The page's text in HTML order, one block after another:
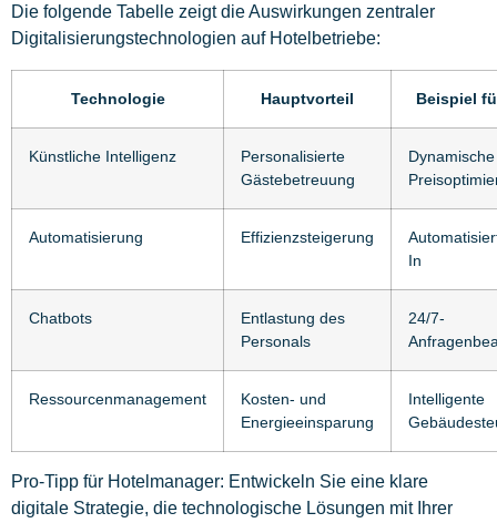
Die folgende Tabelle zeigt die Auswirkungen zentraler
Digitalisierungstechnologien auf Hotelbetriebe:
Technologie Hauptvorteil Beispiel
Künstliche Intelligenz
Personalisierte
Gästebetreuung
Dynamische
Automatisierung Effizienzsteigerung
In
Chatbots
Entlastung des
Personals
24/7-
Ressourcenmanagement
Kosten- und
Energieeinsparung
Intelligente
Pro-Tipp für Hotelmanager: Entwickeln Sie eine klare
digitale Strategie, die technologische Lösungen mit Ihrer